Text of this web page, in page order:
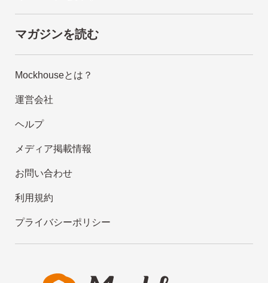
マガジンを読む
Mockhouseとは？
運営会社
ヘルプ
メディア掲載情報
お問い合わせ
利用規約
プライバシーポリシー